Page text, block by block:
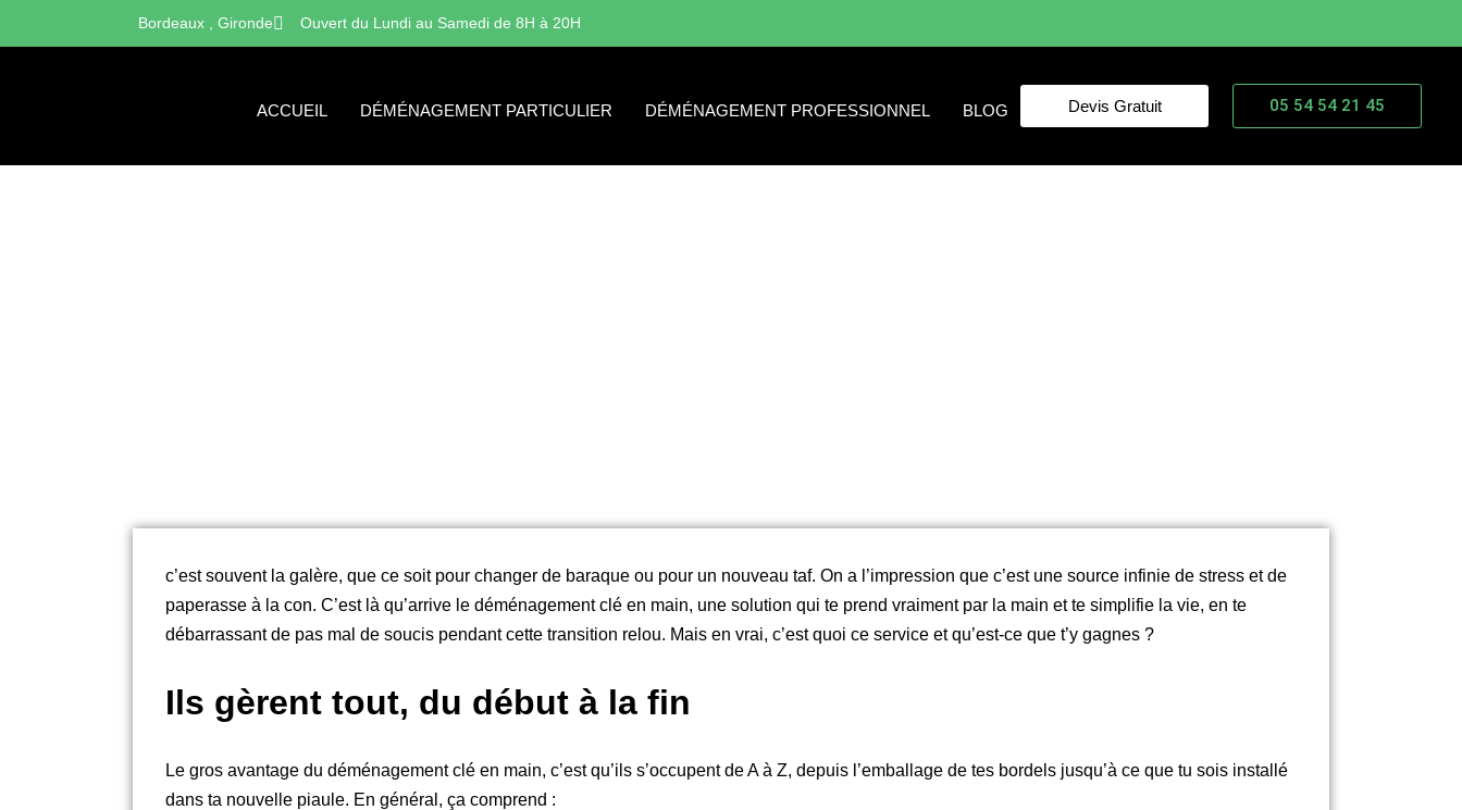
Bordeaux , Gironde Ouvert du Lundi au Samedi de 8H à 20H
ACCUEIL DÉMÉNAGEMENT PARTICULIER DÉMÉNAGEMENT PROFESSIONNEL BLOG Devis Gratuit 05 54 54 21 45
c’est souvent la galère, que ce soit pour changer de baraque ou pour un nouveau taf. On a l’impression que c’est une source infinie de stress et de
paperasse à la con. C’est là qu’arrive le déménagement clé en main, une solution qui te prend vraiment par la main et te simplifie la vie, en te
débarrassant de pas mal de soucis pendant cette transition relou. Mais en vrai, c’est quoi ce service et qu’est-ce que t’y gagnes ?
Ils gèrent tout, du début à la fin
Le gros avantage du déménagement clé en main, c’est qu’ils s’occupent de A à Z, depuis l’emballage de tes bordels jusqu’à ce que tu sois installé
dans ta nouvelle piaule. En général, ça comprend :